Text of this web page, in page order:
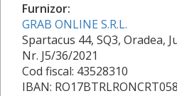
Furnizor:
GRAB ONLINE S.R.L.
Spartacus 44, SQ3, Oradea,
Nr. J5/36/2021
Cod fiscal: 43528310
IBAN: